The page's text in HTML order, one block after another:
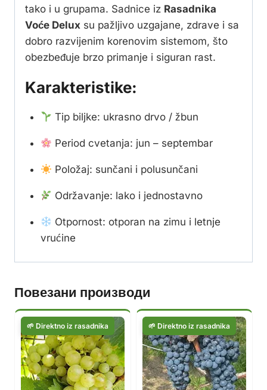
tako i u grupama. Sadnice iz Rasadnika
Voće Delux su pažljivo uzgajane, zdrave i sa
dobro razvijenim korenovim sistemom, što
obezbeđuje brzo primanje i siguran rast.
Karakteristike:
Tip biljke: ukrasno drvo / žbun
Period cvetanja: jun – septembar
Položaj: sunčani i polusunčani
Održavanje: lako i jednostavno
Otpornost: otporan na zimu i letnje
vrućine
Повезани производи